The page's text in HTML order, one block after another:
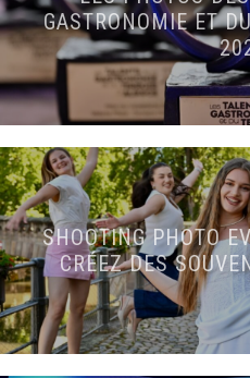
GASTRONOMIE ET
SHOOTING PHOTO
CRÉEZ DES